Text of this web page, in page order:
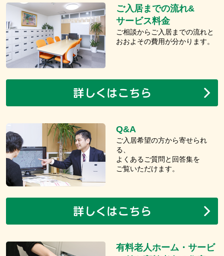
ご入居までの流れ&
サービス料金
ご相談からご入居までの流れと
おおよその費用が分かります。
Q&A
ご入居希望の方から寄せられ
る、
よくあるご質問と回答集を
ご覧いただけます。
有料老人ホーム・サービ